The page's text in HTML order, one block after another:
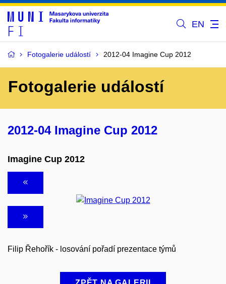
EN
Fotogalerie událostí 2012-04 Imagine Cup 2012
Fotogalerie událostí
2012-04 Imagine Cup 2012
Imagine Cup 2012
Filip Řehořík - losování pořadí prezentace týmů